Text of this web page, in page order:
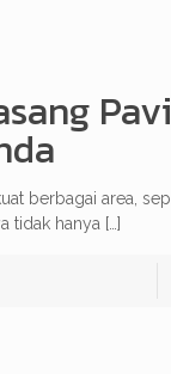
berbagai area,
tidak hanya[…]